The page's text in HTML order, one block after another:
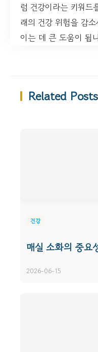
럼 건강이라는 키워
래의 건강 위험을 감
이는 데 큰 도움이 됩
Related Posts
건강
매실 소화의 중요
2026-06-15